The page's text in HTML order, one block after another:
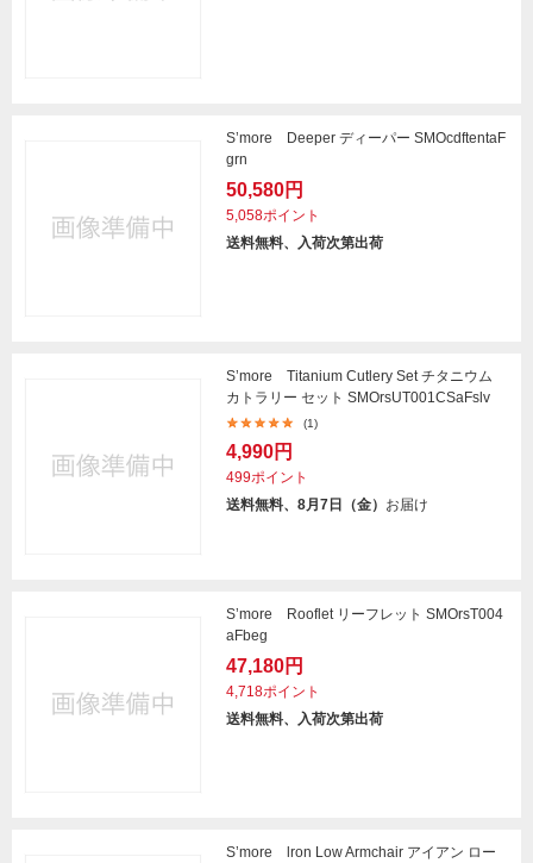
S’more Deeper ディーパー SMOcdftentaF
grn
50,580円
5,058ポイント
送料無料、入荷次第出荷
S’more Titanium Cutlery Set チタニウム
カトラリー セット SMOrsUT001CSaFslv
(1)
4,990円
499ポイント
送料無料、8月7日（金） お届け
S’more Rooflet リーフレット SMOrsT004
aFbeg
47,180円
4,718ポイント
送料無料、入荷次第出荷
S’more lron Low Armchair アイアン ロー